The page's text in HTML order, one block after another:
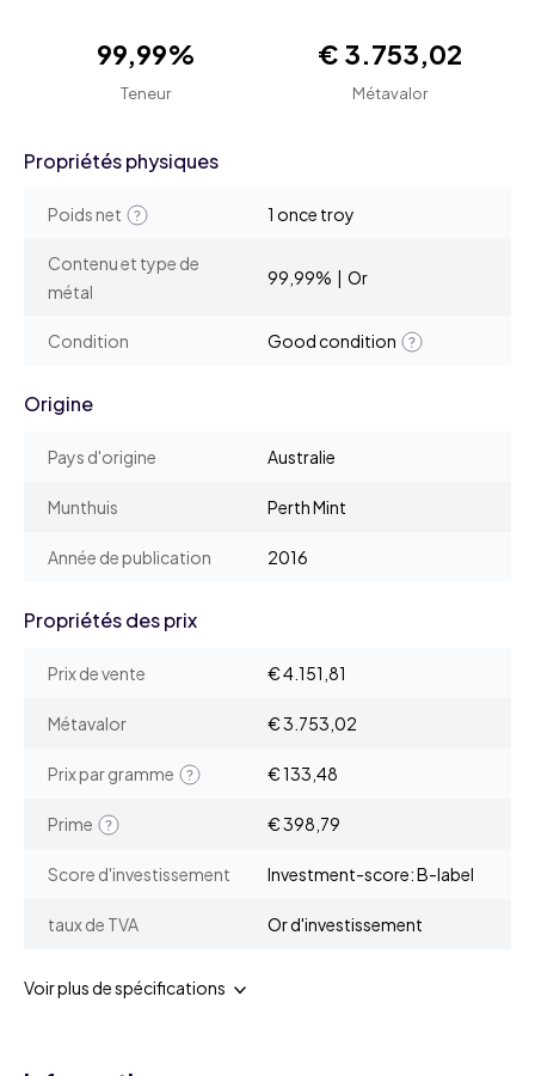
99,99%
Teneur
€ 3.753,02
Métavalor
Propriétés physiques
Poids net 1 once troy
Contenu et type de
métal
99,99% | Or
Condition Good condition
Origine
Pays d'origine Australie
Munthuis Perth Mint
Année de publication 2016
Propriétés des prix
Prix de vente € 4.151,81
Métavalor € 3.753,02
Prix par gramme € 133,48
Prime € 398,79
Score d'investissement Investment-score: B-label
taux de TVA Or d'investissement
Voir plus de spécifications